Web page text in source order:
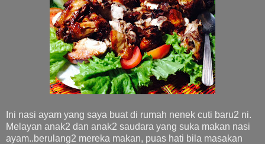
Ini nasi ayam yang saya buat di rumah nenek cuti baru2 ni.
Melayan anak2 dan anak2 saudara yang suka makan nasi
ayam..berulang2 mereka makan, puas hati bila masakan